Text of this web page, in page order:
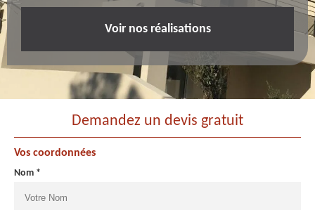
Voir nos réalisations
Demandez un devis gratuit
Vos coordonnées
Nom *